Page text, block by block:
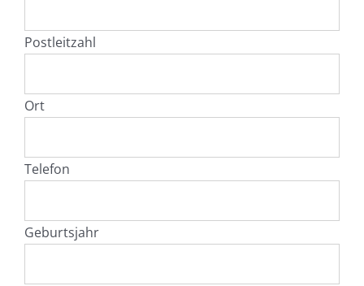
Postleitzahl
Ort
Telefon
Geburtsjahr